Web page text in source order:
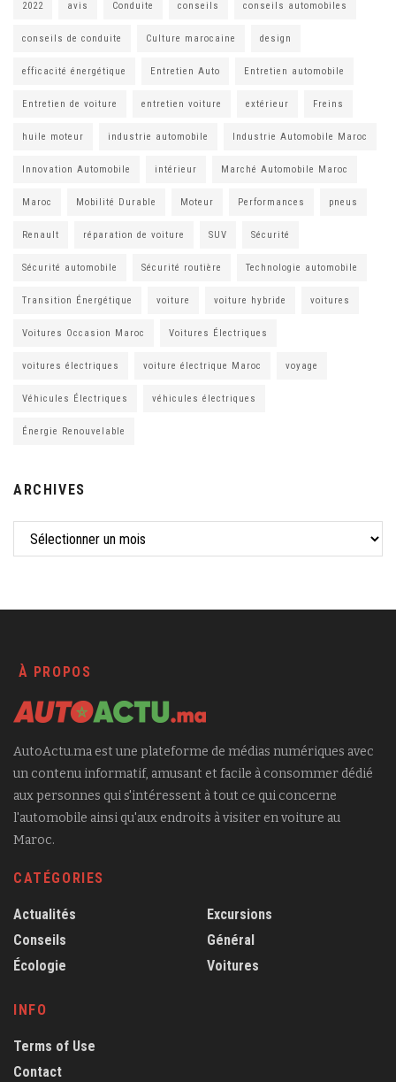
2022 avis Conduite conseils conseils automobiles
conseils de conduite Culture marocaine design
efficacité énergétique Entretien Auto Entretien automobile
Entretien de voiture entretien voiture extérieur Freins
huile moteur industrie automobile Industrie Automobile Maroc
Innovation Automobile intérieur Marché Automobile Maroc
Maroc Mobilité Durable Moteur Performances pneus
Renault réparation de voiture SUV Sécurité
Sécurité automobile Sécurité routière Technologie automobile
Transition Énergétique voiture voiture hybride voitures
Voitures Occasion Maroc Voitures Électriques
voitures électriques voiture électrique Maroc voyage
Véhicules Électriques véhicules électriques
Énergie Renouvelable
ARCHIVES
À PROPOS
AutoActu.ma est une plateforme de médias numériques avec
un contenu informatif, amusant et facile à consommer dédié
aux personnes qui s'intéressent à tout ce qui concerne
l'automobile ainsi qu'aux endroits à visiter en voiture au
Maroc.
CATÉGORIES
Actualités
Conseils
Écologie
Excursions
Général
Voitures
INFO
Terms of Use
Contact